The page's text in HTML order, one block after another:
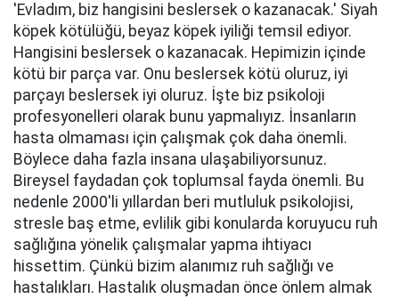
'Evladım, biz hangisini beslersek o kazanacak.' Siyah
köpek kötülüğü, beyaz köpek iyiliği temsil ediyor.
Hangisini beslersek o kazanacak. Hepimizin içinde
kötü bir parça var. Onu beslersek kötü oluruz, iyi
parçayı beslersek iyi oluruz. İşte biz psikoloji
profesyonelleri olarak bunu yapmalıyız. İnsanların
hasta olmaması için çalışmak çok daha önemli.
Böylece daha fazla insana ulaşabiliyorsunuz.
Bireysel faydadan çok toplumsal fayda önemli. Bu
nedenle 2000'li yıllardan beri mutluluk psikolojisi,
stresle baş etme, evlilik gibi konularda koruyucu ruh
sağlığına yönelik çalışmalar yapma ihtiyacı
hissettim. Çünkü bizim alanımız ruh sağlığı ve
hastalıkları. Hastalık oluşmadan önce önlem almak